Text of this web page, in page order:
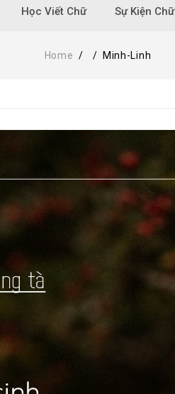
Học Viết Chữ Sự Kiện Chữ
Home / / Minh-Linh